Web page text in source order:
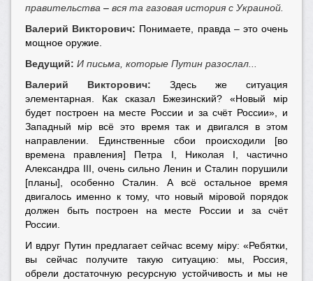
правительства – вся та газовая история с Украиной.
Валерий Викторович: Понимаете, правда – это очень
мощное оружие.
Ведущий: И письма, которые Путин разослал...
Валерий Викторович: Здесь же ситуация
элементарная. Как сказал Бжезинский? «Новый мiр
будет построен на месте России и за счёт России», и
Западный мiр всё это время так и двигался в этом
направлении. Единственные сбои происходили [во
времена правления] Петра I, Николая I, частично
Александра III, очень сильно Ленин и Сталин порушили
[планы], особенно Сталин. А всё остальное время
двигалось именно к тому, что новый мiровой порядок
должен быть построен на месте России и за счёт
России.
И вдруг Путин предлагает сейчас всему мiру: «Ребятки,
вы сейчас получите такую ситуацию: мы, Россия,
обрели достаточную ресурсную устойчивость и мы не